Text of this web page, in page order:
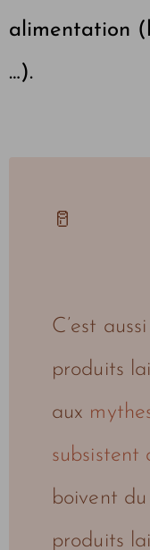
alimentation
…).
🥛
C’est
produits
aux
subsistent
boivent
produits